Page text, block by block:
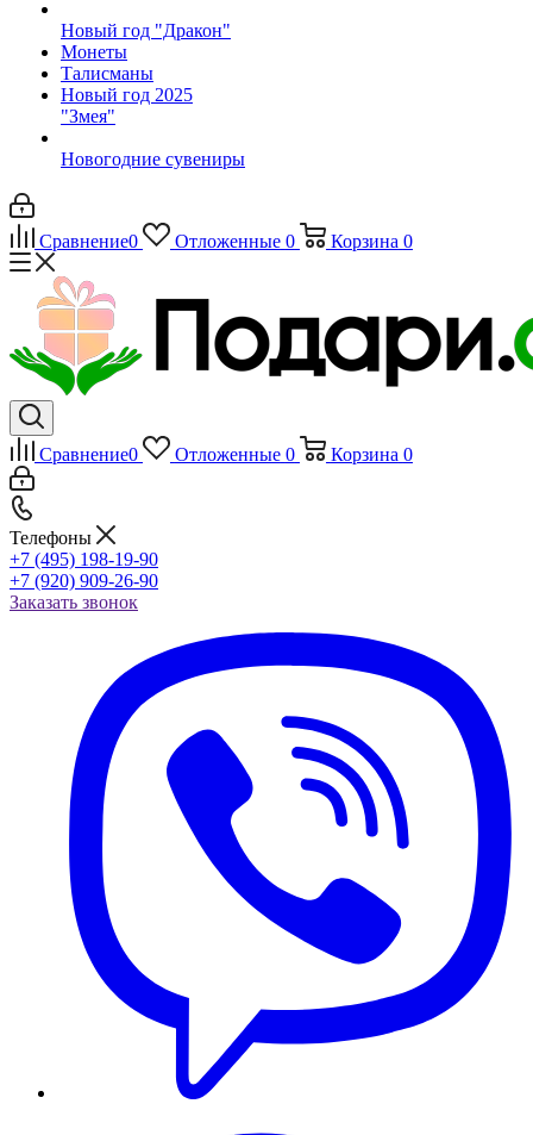
Новый год "Дракон"
Монеты
Талисманы
Новый год 2025
"Змея"
Новогодние сувениры
Сравнение0 Отложенные 0 Корзина 0
Сравнение0 Отложенные 0 Корзина 0
Телефоны
+7 (495) 198-19-90
+7 (920) 909-26-90
Заказать звонок